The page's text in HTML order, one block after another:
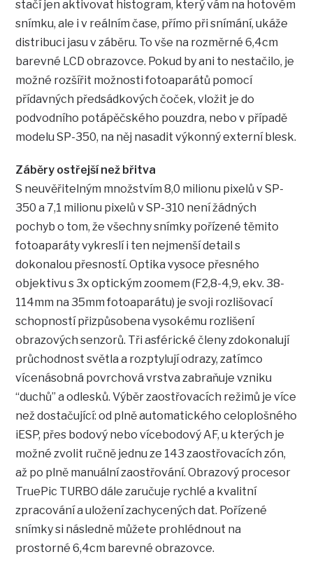
stačí jen aktivovat histogram, který vám na hotovém
snímku, ale i v reálním čase, přímo při snímání, ukáže
distribuci jasu v záběru. To vše na rozměrné 6,4cm
barevné LCD obrazovce. Pokud by ani to nestačilo, je
možné rozšířit možnosti fotoaparátů pomocí
přídavných předsádkových čoček, vložit je do
podvodního potápěčského pouzdra, nebo v případě
modelu SP-350, na něj nasadit výkonný externí blesk.
Záběry ostřejší než břitva
S neuvěřitelným množstvím 8,0 milionu pixelů v SP-
350 a 7,1 milionu pixelů v SP-310 není žádných
pochyb o tom, že všechny snímky pořízené těmito
fotoaparáty vykreslí i ten nejmenší detail s
dokonalou přesností. Optika vysoce přesného
objektivu s 3x optickým zoomem (F2,8-4,9, ekv. 38-
114mm na 35mm fotoaparátu) je svoji rozlišovací
schopností přizpůsobena vysokému rozlišení
obrazových senzorů. Tři asférické členy zdokonalují
průchodnost světla a rozptylují odrazy, zatímco
vícenásobná povrchová vrstva zabraňuje vzniku
“duchů” a odlesků. Výběr zaostřovacích režimů je více
než dostačující: od plně automatického celoplošného
iESP, přes bodový nebo vícebodový AF, u kterých je
možné zvolit ručně jednu ze 143 zaostřovacích zón,
až po plně manuální zaostřování. Obrazový procesor
TruePic TURBO dále zaručuje rychlé a kvalitní
zpracování a uložení zachycených dat. Pořízené
snímky si následně můžete prohlédnout na
prostorné 6,4cm barevné obrazovce.